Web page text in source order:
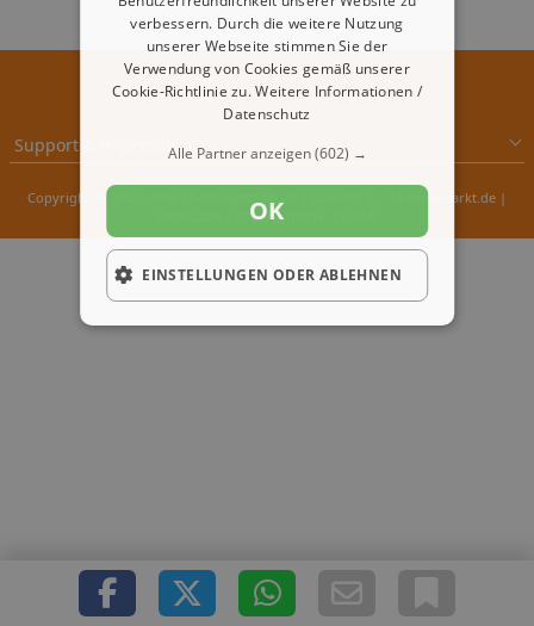
Support & Impressum
Copyright © 2000 - 2026 1A-Infosysteme.de | Content by: 1A-Reisemarkt.de |
| CFo: No|PATH ( 0.434)
verbessern. Durch die weitere Nutzung
unserer Webseite stimmen Sie der
Verwendung von Cookies gemäß unserer
Cookie-Richtlinie zu.Weitere Informationen /
Datenschutz
Alle Partner anzeigen(602) →
OK
EINSTELLUNGEN ODER ABLEHNEN